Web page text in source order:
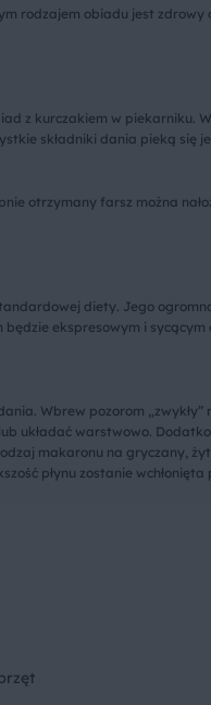
rodzajem obiadu jest zdrowy
z kurczakiem w piekarniku.
składniki dania pieką się
otrzymany farsz można
diety. Jego
ekspresowym i sycącym
Wbrew pozorom
układać warstwowo.
makaronu na gryczany,
płynu zostanie